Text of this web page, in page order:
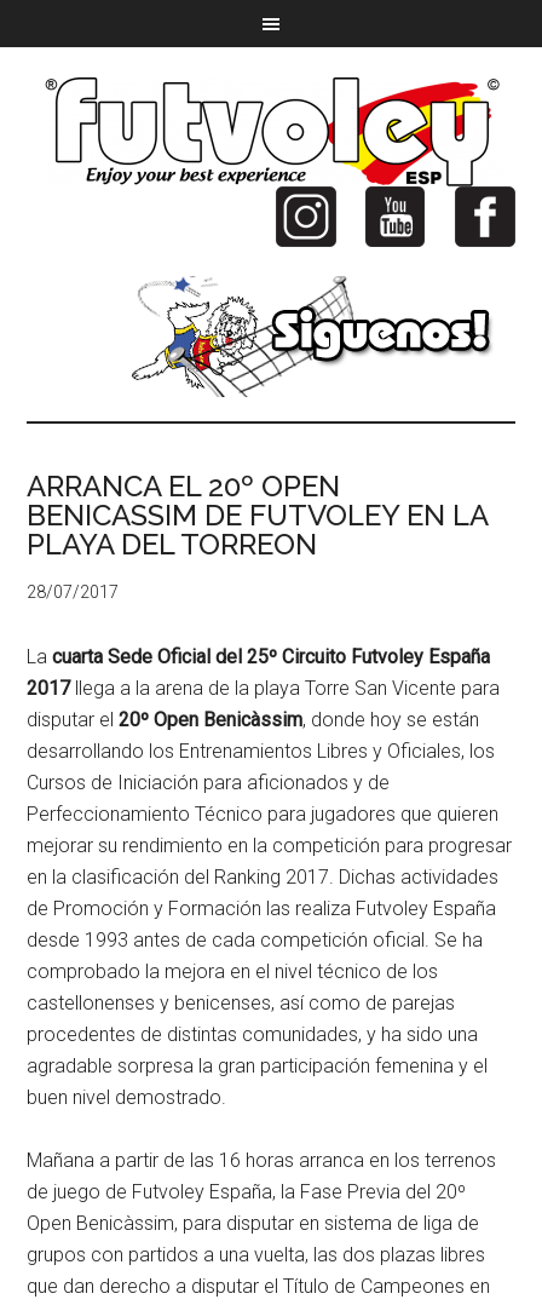
ARRANCA EL 20º OPEN
BENICASSIM DE FUTVOLEY EN LA
PLAYA DEL TORREON
28/07/2017
Lacuarta Sede Oficial del 25º Circuito Futvoley España
2017llega a la arena de la playa Torre San Vicente para
disputar el20º Open Benicàssim, donde hoy se están
desarrollando los Entrenamientos Libres y Oficiales, los
Cursos de Iniciación para aficionados y de
Perfeccionamiento Técnico para jugadores que quieren
mejorar su rendimiento en la competición para progresar
en la clasificación del Ranking 2017. Dichas actividades
de Promoción y Formación las realiza Futvoley España
desde 1993 antes de cada competición oficial. Se ha
comprobado la mejora en el nivel técnico de los
castellonenses y benicenses, así como de parejas
procedentes de distintas comunidades, y ha sido una
agradable sorpresa la gran participación femenina y el
buen nivel demostrado.
Mañana a partir de las 16 horas arranca en los terrenos
de juego de Futvoley España, la Fase Previa del 20º
Open Benicàssim, para disputar en sistema de liga de
grupos con partidos a una vuelta, las dos plazas libres
que dan derecho a disputar el Título de Campeones en